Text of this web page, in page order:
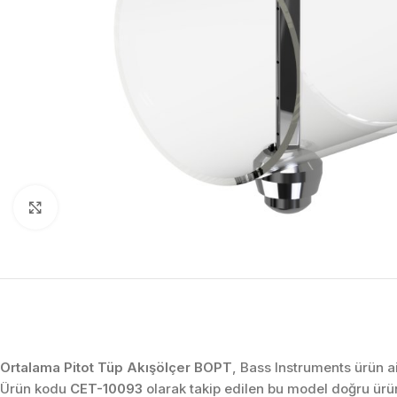
Ortalama Pitot Tüp Akışölçer BOPT, Bass Instruments ürün
Ürün kodu CET-10093 olarak takip edilen bu model doğru